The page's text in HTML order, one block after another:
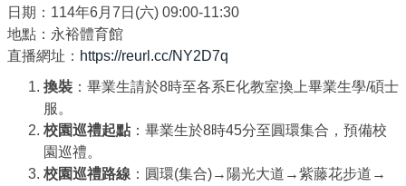
日期：114年6月7日(六) 09:00-11:30
地點：永裕體育館
直播網址： https://reurl.cc/NY2D7q
換裝 ：畢業生請於8時至各系E化教室換上畢業生學/碩士
服。
校園巡禮起點 ：畢業生於8時45分至圓環集合，預備校
園巡禮。
校園巡禮路線 ：圓環(集合)→陽光大道→紫藤花步道→